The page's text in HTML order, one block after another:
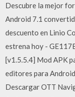
Descubre la mejor
Android 7.1
descuento en Linio
estrena hoy -
[v1.5.5.4] Mod APK
editores para
Descargar OTT